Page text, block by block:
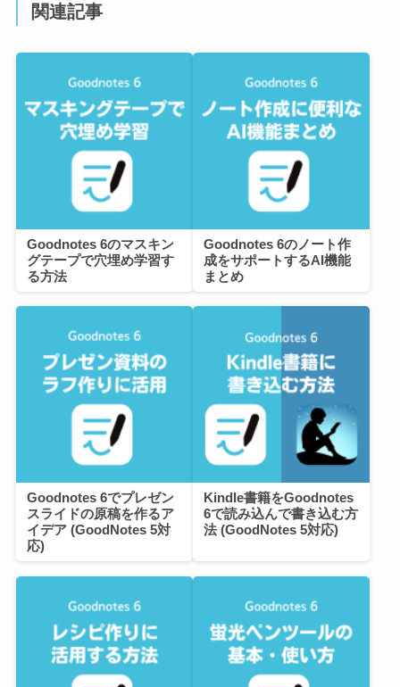
関連記事
Goodnotes 6のマスキン
グテープで穴埋め学習す
る方法
Goodnotes 6のノート作
成をサポートするAI機能
まとめ
Goodnotes 6でプレゼン
スライドの原稿を作るア
イデア (GoodNotes 5対
応)
Kindle書籍をGoodnotes
6で読み込んで書き込む方
法 (GoodNotes 5対応)